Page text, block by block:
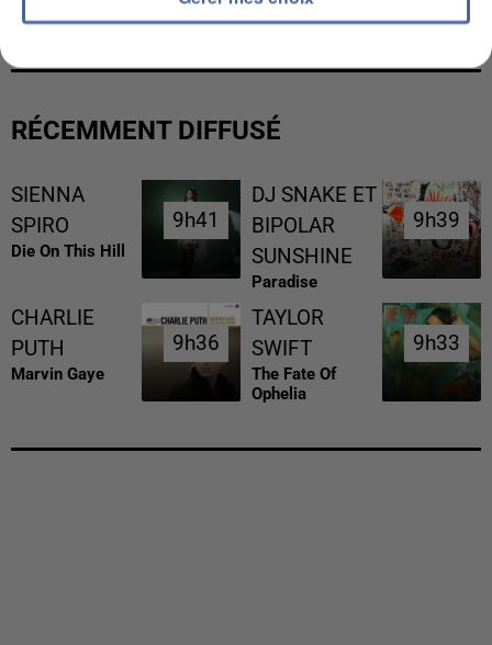
RÉCEMMENT DIFFUSÉ
SIENNA
SPIRO
Die On This Hill
9h41
9h41
DJ SNAKE ET
BIPOLAR
SUNSHINE
Paradise
9h39
9h39
CHARLIE
PUTH
Marvin Gaye
9h36
9h36
TAYLOR
SWIFT
The Fate Of
Ophelia
9h33
9h33